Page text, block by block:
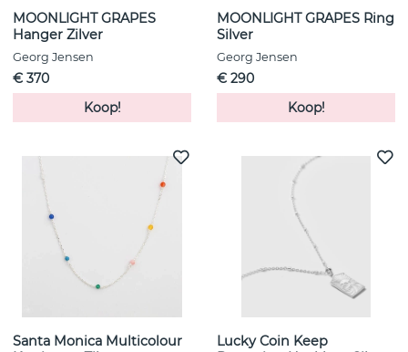
MOONLIGHT GRAPES
Hanger Zilver
Georg Jensen
€ 370
Koop!
MOONLIGHT GRAPES Ring
Silver
Georg Jensen
€ 290
Koop!
Santa Monica Multicolour
Lucky Coin Keep